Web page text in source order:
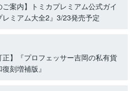
ご案内】トミカプレミアム公式ガイ
レミアム大全2』3/23発売予定
正】『プロフェッサー吉岡の私有貨
刻増補版』